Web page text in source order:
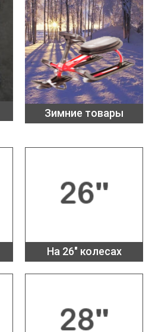
Зимние товары
На 26" колесах